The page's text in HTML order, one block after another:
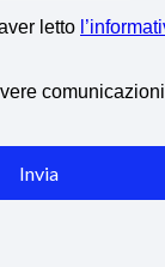
letto
Invia